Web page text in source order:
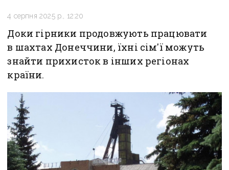
4 серпня 2025 р., 12:20
Доки гірники продовжують працювати
в шахтах Донеччини, їхні сім'ї можуть
знайти прихисток в інших регіонах
країни.